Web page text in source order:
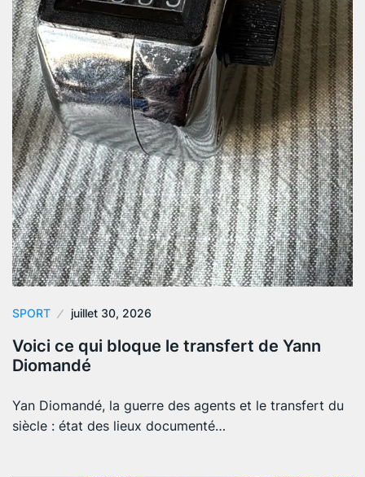
SPORT juillet 30, 2026
Voici ce qui bloque le transfert de Yann
Diomandé
Yan Diomandé, la guerre des agents et le transfert du
siècle : état des lieux documenté…